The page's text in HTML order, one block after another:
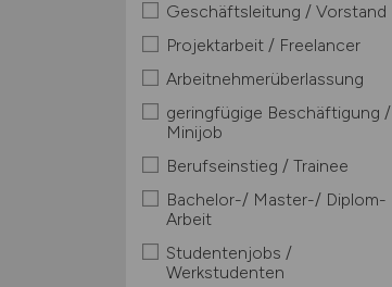
Geschäftsleitung / Vorstand
Projektarbeit / Freelancer
Arbeitnehmerüberlassung
geringfügige Beschäftigung /
Minijob
Berufseinstieg / Trainee
Bachelor-/ Master-/ Diplom-
Arbeit
Studentenjobs /
Werkstudenten